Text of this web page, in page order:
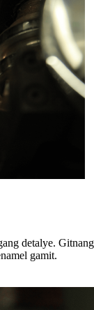
detalye.
gamit.